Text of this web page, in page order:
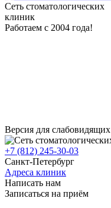
Сеть стоматологических
клиник
Работаем с 2004 года!
Версия для слабовидящих
+7 (812) 245-30-03
Санкт-Петербург
Адреса клиник
Написать нам
Записаться на приём